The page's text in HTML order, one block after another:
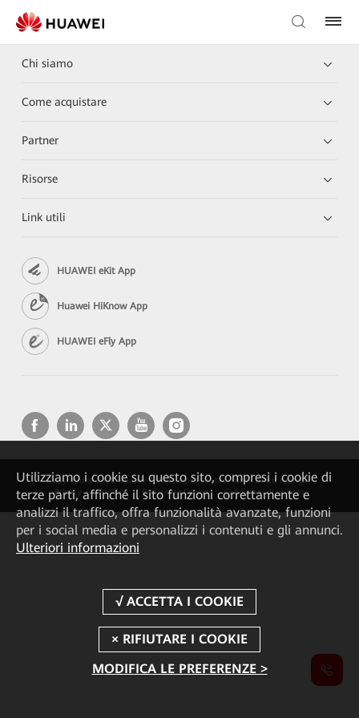
Chi siamo
Come acquistare
Partner
Risorse
Link utili
HUAWEI eKit App
Huawei HiKnow App
HUAWEI eFly App
Copyright © 2026 Huawei Technologies Co., Ltd. Tutti i diritti riservati.
Privacy
Cookies Preferenze Cookie Condizioni di utilizzo
Utilizziamo i cookie su questo sito, compresi i cookie di
terze parti, affinché il sito funzioni correttamente e
analizzi il traffico, offra funzionalità avanzate, funzioni
per i social media e personalizzi i contenuti e gli annunci.
Ulteriori informazioni
MODIFICA LE PREFERENZE >